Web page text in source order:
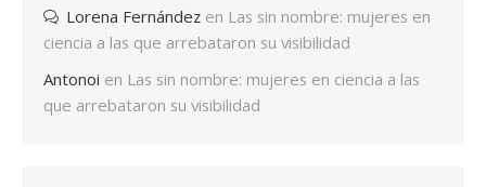
Lorena Fernández en Las sin nombre: mujeres en
ciencia a las que arrebataron su visibilidad
Antonoi en Las sin nombre: mujeres en ciencia a las
que arrebataron su visibilidad